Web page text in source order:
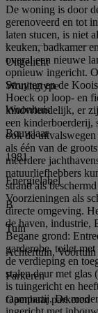
De woning is door
gerenoveerd en tot
laten stucen, is niet
keuken, badkamer
overal een nieuwe
opnieuw ingericht.
Struyten en de
Hoeck op loop- en
kindvriendelijk, er
een kinderboerderij,
ook de
als één van de
meerdere
natuurliefhebbers
strand als
Voorzieningen als
directe omgeving.
de haven, industrie,
Begane grond:
garderobe, toilet
de verdieping en
stalen deur met glas
is tuingericht en
raampartij. De
Uitgelicht
Woningtype
Woonhuis
Bouwjaar
1981
Energielabel
B
Tuin
Achtertuin, Voortuin
Parkeren
Openbaar parkeren